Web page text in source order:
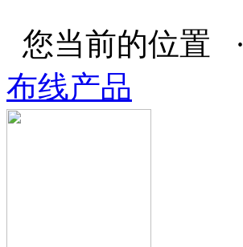
您当前的位置 ·
布线产品